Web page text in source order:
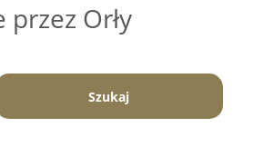
Orły
Szukaj